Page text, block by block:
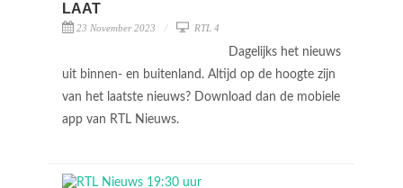
LAAT
23 November 2023 RTL 4
Dagelijks het nieuws
uit binnen- en buitenland. Altijd op de hoogte zijn
van het laatste nieuws? Download dan de mobiele
app van RTL Nieuws.